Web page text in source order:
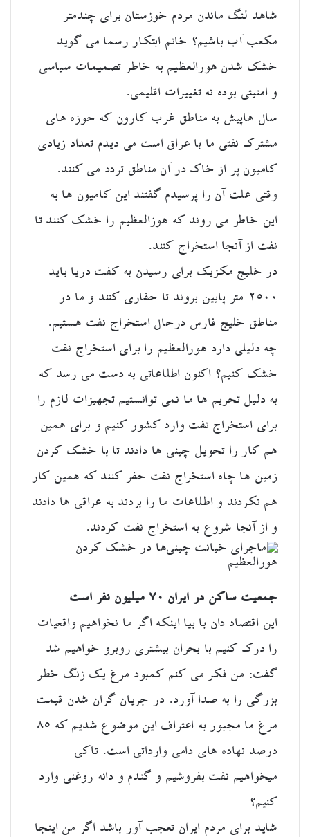
شاهد لنگ ماندن مردم خوزستان برای چندمتر
مکعب آب باشیم؟ خانم ابتکار رسما می گوید
خشک شدن هورالعظیم به خاطر تصمیمات سیاسی
و امنیتی بوده نه تغییرات اقلیمی.
سال هاپیش به مناطق غرب کارون که حوزه های
مشترک نفتی ما با عراق است می دیدم تعداد زیادی
کامیون پر از خاک در آن مناطق تردد می کنند.
وقتی علت آن را پرسیدم گفتند این کامیون ها به
این خاطر می روند که هوزالعظیم را خشک کنند تا
نفت از آنجا استخراج کنند.
در خلیج مکزیک برای رسیدن به کفت دریا باید
۲۵۰۰ متر پایین بروند تا حفاری کنند و ما در
مناطق خلیج فارس درحال استخراج نفت هستیم.
چه دلیلی دارد هورالعظیم را برای استخراج نفت
خشک کنیم؟ اکنون اطلاعاتی به دست می رسد که
به دلیل تحریم ها ما نمی توانستیم تجهیزات لازم را
برای استخراج نفت وارد کشور کنیم و برای همین
هم کار را تحویل چینی ها دادند تا با خشک کردن
زمین ها چاه استخراج نفت حفر کنند که همین کار
هم نکردند و اطلاعات ما را بردند به عراقی ها دادند
و از آنجا شروع به استخراج نفت کردند.
جمعیت ساکن در ایران ۷۰ میلیون نفر است
این اقتصاد دان با بیا اینکه اگر ما نخواهیم واقعیات
را درک کنیم با بحران بیشتری روبرو خواهیم شد
گفت: من فکر می کنم کمبود مرغ یک زنگ خطر
بزرگی را به صدا آورد. در جریان گران شدن قیمت
مرغ ما مجبور به اعتراف این موضوع شدیم که ۸۵
درصد نهاده های دامی وارداتی است. تاکی
میخواهیم نفت بفروشیم و گندم و دانه روغنی وارد
کنیم؟
شاید برای مردم ایران تعجب آور باشد اگر من اینجا